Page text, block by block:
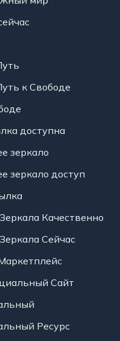
к Свободе
доступна
зеркало
зеркало доступ
Качественно
Сейчас
Сайт
Ресурс